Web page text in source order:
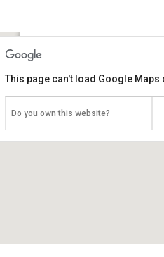
Франция, Париж
This page can't load Google Maps
Do you own this website?